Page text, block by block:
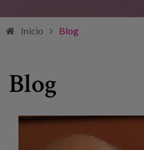
Inicio Blog
Blog